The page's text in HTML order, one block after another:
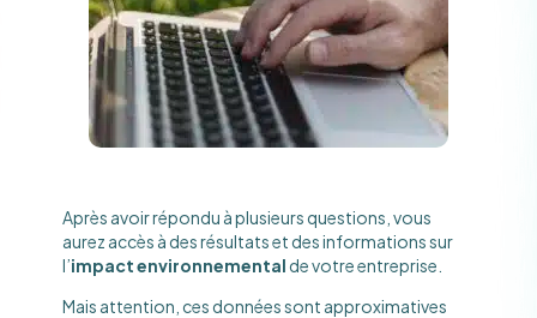
Après avoir répondu à plusieurs questions, vous
aurez accès à des résultats et des informations sur
l’impact environnemental de votre entreprise.
Mais attention, ces données sont approximatives